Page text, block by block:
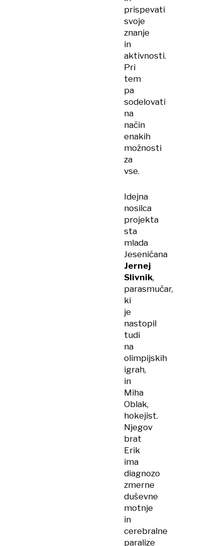
prispevati
svoje
znanje
in
aktivnosti.
Pri
tem
pa
sodelovati
na
način
enakih
možnosti
za
vse.
Idejna
nosilca
projekta
sta
mlada
Jeseničana
Jernej
Slivnik,
parasmučar,
ki
je
nastopil
tudi
na
olimpijskih
igrah,
in
Miha
Oblak,
hokejist.
Njegov
brat
Erik
ima
diagnozo
zmerne
duševne
motnje
in
cerebralne
paralize